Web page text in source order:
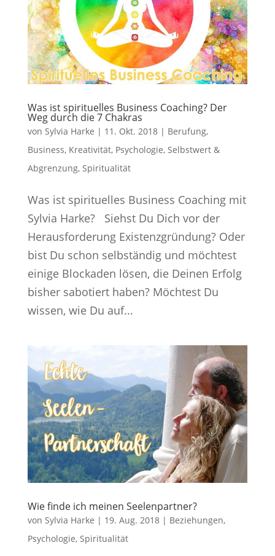
Was ist spirituelles Business Coaching? Der
Weg durch die 7 Chakras
von Sylvia Harke | 11. Okt. 2018| Berufung,
Business, Kreativität, Psychologie, Selbstwert &
Abgrenzung, Spiritualität
Was ist spirituelles Business Coaching mit
Sylvia Harke? Siehst Du Dich vor der
Herausforderung Existenzgründung? Oder
bist Du schon selbständig und möchtest
einige Blockaden lösen, die Deinen Erfolg
bisher sabotiert haben? Möchtest Du
wissen, wie Du auf...
Wie finde ich meinen Seelenpartner?
von Sylvia Harke | 19. Aug. 2018| Beziehungen,
Psychologie, Spiritualität